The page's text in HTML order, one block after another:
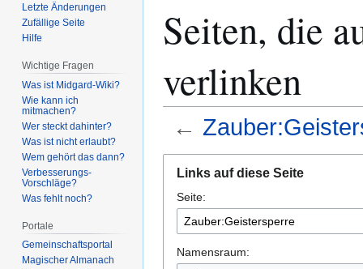
Seiten, die
verlinken
←
Navigation
springen
Suche
springen
Links auf diese Seite
Seite:
Namensraum:
Letzte Änderungen
Zufällige Seite
Hilfe
Wichtige Fragen
Was ist Midgard-Wiki?
Wie kann ich
mitmachen?
Wer steckt dahinter?
Was ist nicht erlaubt?
Wem gehört das dann?
Verbesserungs-
Vorschläge?
Was fehlt noch?
Portale
Gemeinschafts­portal
Magischer Almanach